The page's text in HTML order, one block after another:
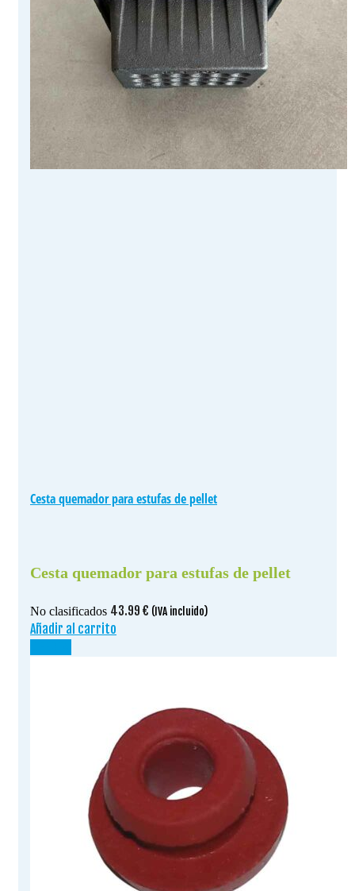
Cesta quemador para estufas de pellet
Cesta quemador para estufas de pellet
No clasificados 43.99 € (IVA incluido)
Añadir al carrito